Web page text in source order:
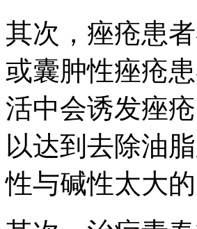
其次，痤疮患
或囊肿性痤疮
活中会诱发痤
以达到去除油
性与碱性太大的